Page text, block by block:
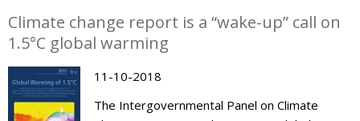
Climate change report is a “wake-up” call on
1.5°C global warming
11-10-2018
The Intergovernmental Panel on Climate